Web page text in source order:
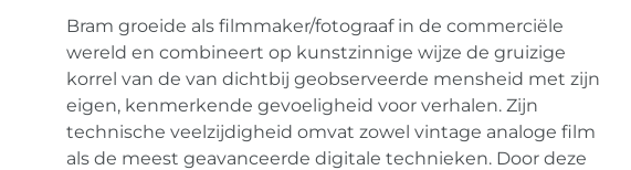
Bram groeide als filmmaker/fotograaf in de commerciële
wereld en combineert op kunstzinnige wijze de gruizige
korrel van de van dichtbij geobserveerde mensheid met zijn
eigen, kenmerkende gevoeligheid voor verhalen. Zijn
technische veelzijdigheid omvat zowel vintage analoge film
als de meest geavanceerde digitale technieken. Door deze